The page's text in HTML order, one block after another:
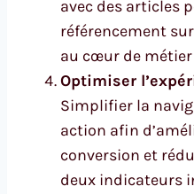
avec des articles
référencement
au cœur de
Optimiser
Simplifier la
action afin
conversion et
deux indicateurs